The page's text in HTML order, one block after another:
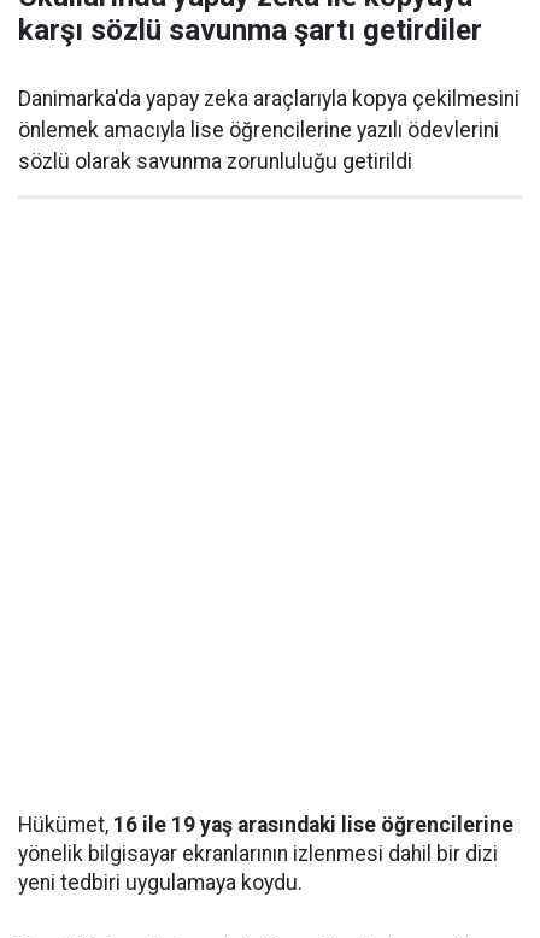
karşı sözlü savunma şartı getirdiler
Danimarka'da yapay zeka araçlarıyla kopya çekilmesini
önlemek amacıyla lise öğrencilerine yazılı ödevlerini
sözlü olarak savunma zorunluluğu getirildi
Hükümet, 16 ile 19 yaş arasındaki lise öğrencilerine
yönelik bilgisayar ekranlarının izlenmesi dahil bir dizi
yeni tedbiri uygulamaya koydu.